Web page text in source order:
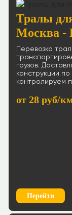
Тралы
Москва -
Перевозка
грузов.
конструкции
контролируем
от 28 руб/
Перейти